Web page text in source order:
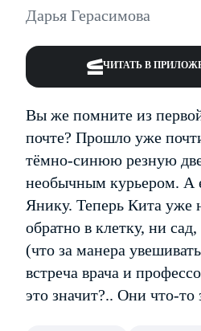
Дарья Герасимова
ЧИТАТЬ В
Вы же помните из
почте? Прошло уже
тёмно-синюю резную
необычным курьером. А
Янику. Теперь Кита уже
обратно в клетку, ни
(что за манера
встреча врача и
это значит?.. Они что-